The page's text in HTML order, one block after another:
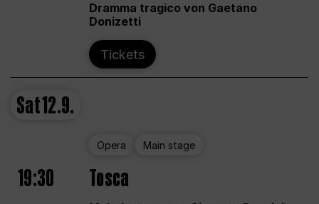
Dramma tragico von Gaetano
Donizetti
Tickets
Sat12.9.
Opera Main stage
19:30 Tosca